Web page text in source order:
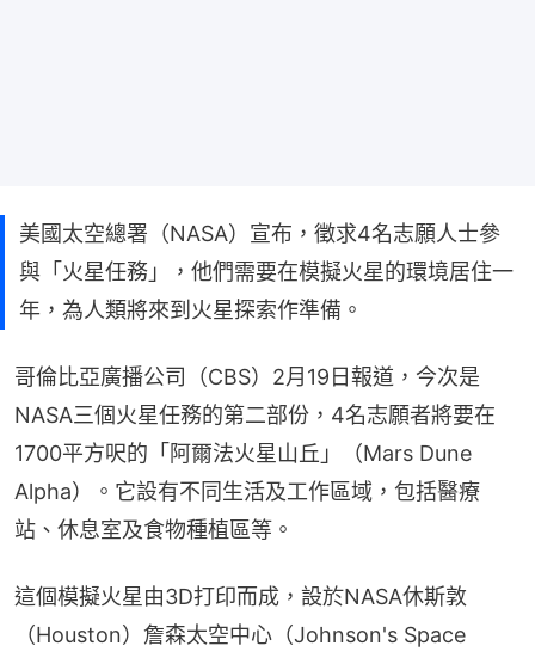
美國太空總署（NASA）宣布，徵求4名志願人士參
與「火星任務」，他們需要在模擬火星的環境居住一
年，為人類將來到火星探索作準備。
哥倫比亞廣播公司（CBS）2月19日報道，今次是
NASA三個火星任務的第二部份，4名志願者將要在
1700平方呎的「阿爾法火星山丘」（Mars Dune
Alpha）。它設有不同生活及工作區域，包括醫療
站、休息室及食物種植區等。
這個模擬火星由3D打印而成，設於NASA休斯敦
（Houston）詹森太空中心（Johnson's Space